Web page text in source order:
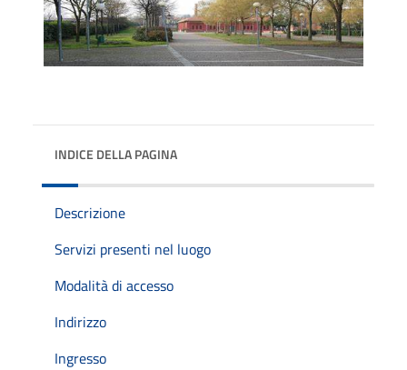
INDICE DELLA PAGINA
Descrizione
Servizi presenti nel luogo
Modalità di accesso
Indirizzo
Ingresso